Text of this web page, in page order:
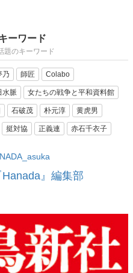
ーワード
題のキーワード
乃 師匠 Colabo
水脈 女たちの戦争と平和資料館
石破茂 朴元淳 黄虎男
挺対協 正義連 赤石千衣子
』編集部